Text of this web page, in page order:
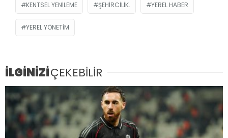
KENTSEL YENILEME ŞEHIRCILIK. YEREL HABER
YEREL YÖNETIM
İLGİNİZİÇEKEBİLİR